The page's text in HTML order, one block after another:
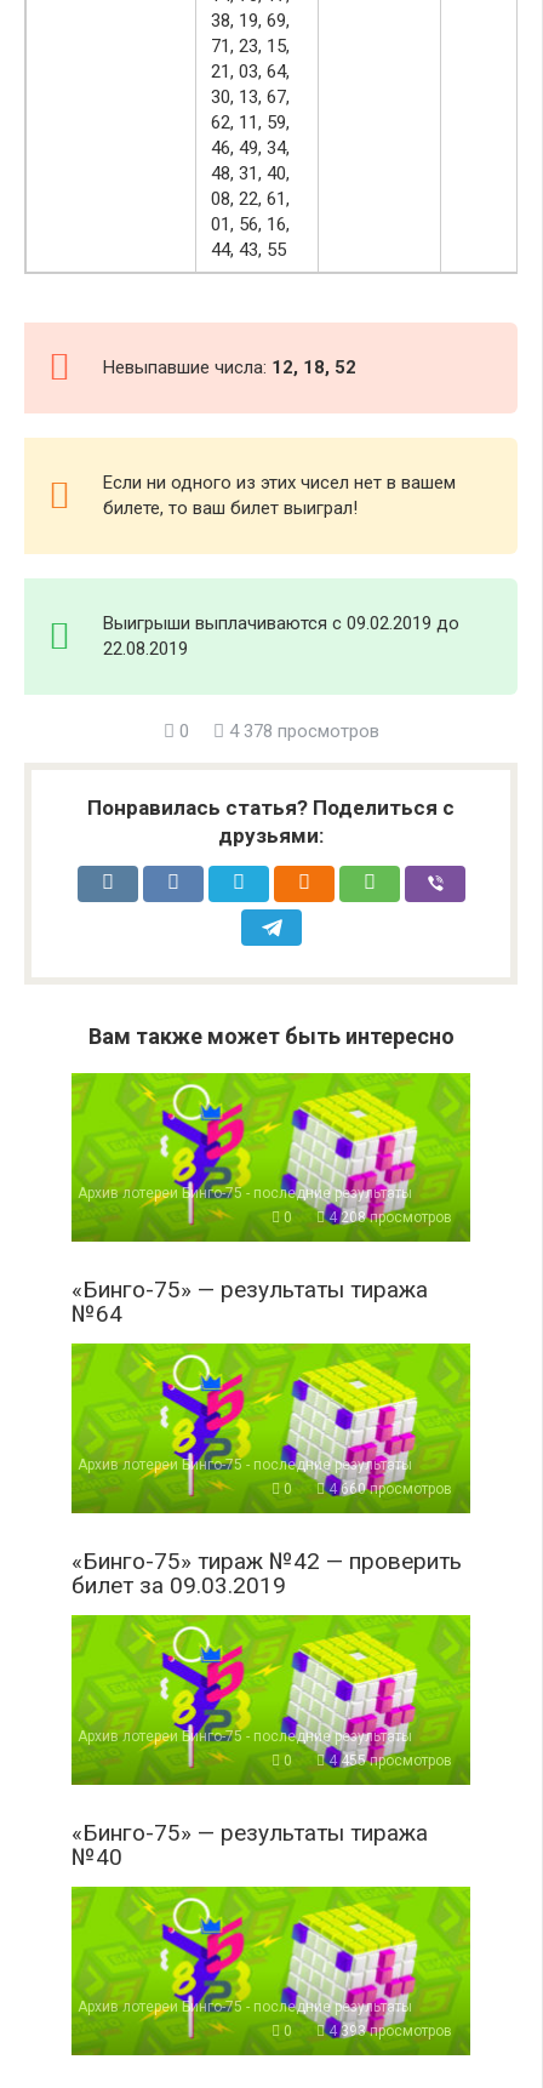
38, 19, 69,
71, 23, 15,
21, 03, 64,
30, 13, 67,
62, 11, 59,
46, 49, 34,
48, 31, 40,
08, 22, 61,
01, 56, 16,
44, 43, 55
Невыпавшие числа: 12, 18, 52
Если ни одного из этих чисел нет в вашем
билете, то ваш билет выиграл!
Выигрыши выплачиваются с 09.02.2019 до
22.08.2019
0 4 378 просмотров
Понравилась статья? Поделиться с
друзьями:
Вам также может быть интересно
Архив лотереи Бинго-75 - последние результаты
0
4 208 просмотров
«Бинго-75» — результаты тиража
№64
Архив лотереи Бинго-75 - последние результаты
0
4 660 просмотров
«Бинго-75» тираж №42 — проверить
билет за 09.03.2019
Архив лотереи Бинго-75 - последние результаты
0
4 455 просмотров
«Бинго-75» — результаты тиража
№40
Архив лотереи Бинго-75 - последние результаты
0
4 393 просмотров